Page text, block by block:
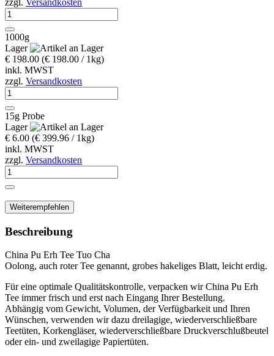
1000g
Lager
€ 198.00 (€ 198.00 / 1kg)
inkl. MWST
zzgl. Versandkosten
15g Probe
Lager
€ 6.00 (€ 399.96 / 1kg)
inkl. MWST
zzgl. Versandkosten
Weiterempfehlen
Beschreibung
China Pu Erh Tee Tuo Cha
Oolong, auch roter Tee genannt, grobes hakeliges Blatt, leicht erdig.
Für eine optimale Qualitätskontrolle, verpacken wir China Pu Erh
Tee immer frisch und erst nach Eingang Ihrer Bestellung.
Abhängig vom Gewicht, Volumen, der Verfügbarkeit und Ihren
Wünschen, verwenden wir dazu dreilagige, wiederverschließbare
Teetüten, Korkengläser, wiederverschließbare Druckverschlußbeutel
oder ein- und zweilagige Papiertüten.